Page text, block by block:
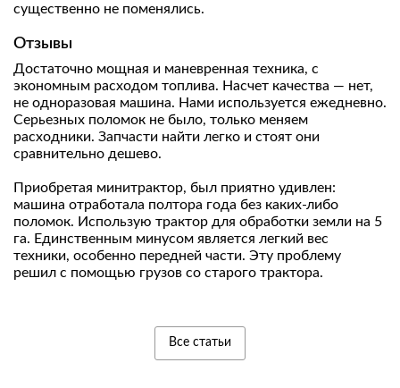
существенно не поменялись.
Отзывы
Достаточно мощная и маневренная техника, с
экономным расходом топлива. Насчет качества — нет,
не одноразовая машина. Нами используется ежедневно.
Серьезных поломок не было, только меняем
расходники. Запчасти найти легко и стоят они
сравнительно дешево.
Приобретая минитрактор, был приятно удивлен:
машина отработала полтора года без каких-либо
поломок. Использую трактор для обработки земли на 5
га. Единственным минусом является легкий вес
техники, особенно передней части. Эту проблему
решил с помощью грузов со старого трактора.
Все статьи